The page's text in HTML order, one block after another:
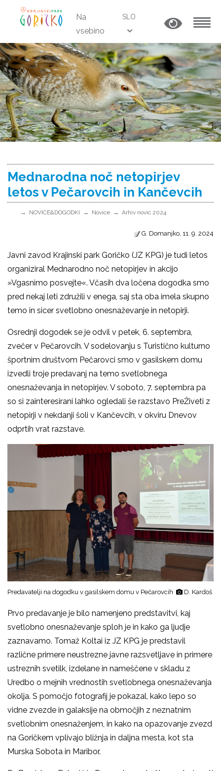
Na
vsebino
SLO
Mednarodna noč netopirjev
letos v Pečarovcih in Kančevcih
NOVICE&DOGODKI Novice Arhiv novic 2024
G. Domanjko, 11. 9. 2024
Javni zavod Krajinski park Goričko (JZ KPG) je tudi letos
organiziral Mednarodno noč netopirjev in akcijo
»Vgasnimo posvejte«. Včasih dva ločena dogodka smo
pred nekaj leti združili v enega, saj sta oba imela skupno
temo in sicer svetlobno onesnaževanje in netopirji.
Osrednji dogodek se je odvil v petek, 6. septembra,
zvečer v Pečarovcih. V sodelovanju s Turistično kulturno
športnim društvom Pečarovci smo v gasilskem domu
izvedli troje predavanj na temo svetlobnega
onesnaževanja in netopirjev. V soboto, 7. septembra pa
so si zainteresirani lahko ogledali še razstavo PreŽiveti z
netopirji v nekdanji šoli v Kančevcih, v okviru Dnevov
odprtih vrat razstave.
Predavatelji na dogodku v gasilskem domu v Pečarovcih D. Kardoš
Prvo predavanje je bilo namenjeno predstavitvi, kaj
svetlobno onesnaževanje sploh je in kako ga ljudje
zaznavamo. Tomaž Koltai iz JZ KPG je predstavil
različne primere neustrezne javne razsvetljave in primere
ustreznih svetilk, izdelane in nameščene v skladu z
Uredbo o mejnih vrednostih svetlobnega onesnaževanja
okolja. S pomočjo fotografij je pokazal, kako lepo so
vidne zvezde in galaksije na območjih z neznatnim
svetlobnim onesnaženjem, in kako na opazovanje zvezd
na Goričkem vplivajo bližnja in daljna mesta, kot sta
Murska Sobota in Maribor.